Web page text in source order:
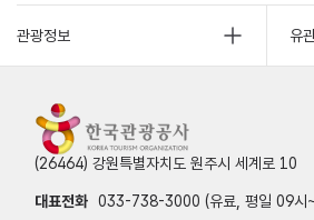
관광정보 유
(26464) 강원특별자치도 원주시 세계로 10
대표전화 033-738-3000 (유료, 평일 09시